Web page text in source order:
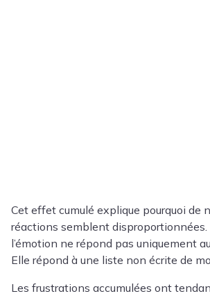
Cet effet cumulé explique pourquoi de
réactions semblent disproportionnées.
l’émotion ne répond pas uniquement
Elle répond à une liste non écrite de
Les frustrations accumulées ont